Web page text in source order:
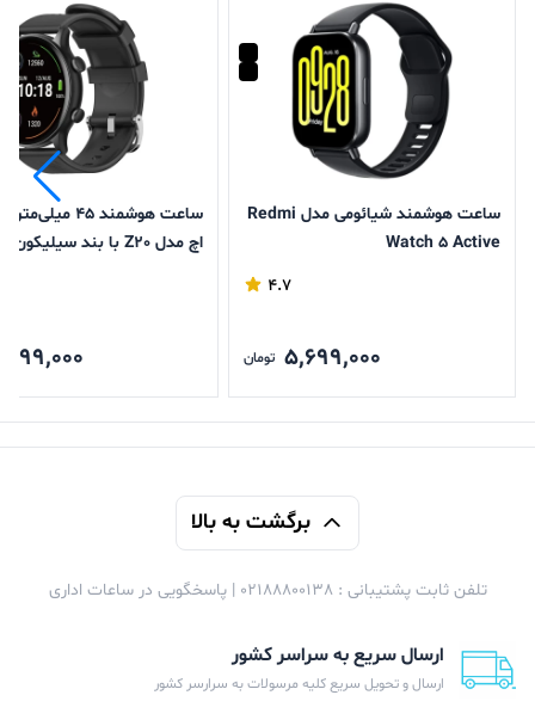
ساعت هوشمند شیائومی مدل Redmi
Watch 5 Active
4.7
5,699,000 تومان
ساعت هوشمند 45
اچ مدل Z20 با بند سیلیکون
برگشت به بالا
تلفن ثابت پشتیبانی : 02188800138 | پاسخگویی در ساعات اداری
ارسال سریع به سراسر کشور
ارسال و تحویل سریع کلیه مرسولات به سرارسر کشور